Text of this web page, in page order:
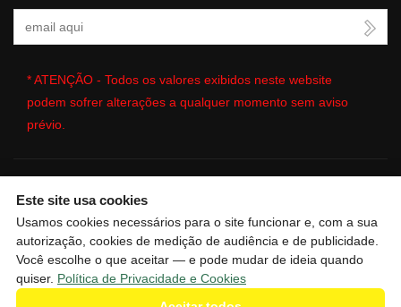
Seu Email
* ATENÇÃO - Todos os valores exibidos neste website
podem sofrer alterações a qualquer momento sem aviso
prévio.
🔒| Copyright © 2026 - Website gerado por
de Gestão Imobiliária |Política de Privacidade e Cookies|
Preferências de cookies|Meus dados
Este site usa cookies
Usamos cookies necessários para o site funcionar e, com a sua
autorização, cookies de medição de audiência e de publicidade.
Você escolhe o que aceitar — e pode mudar de ideia quando
quiser. Política de Privacidade e Cookies